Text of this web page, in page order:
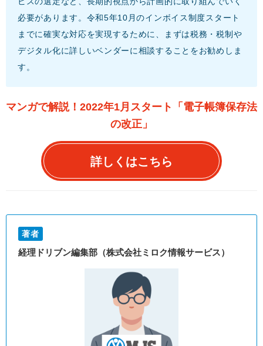
必要があります。令和5年10月のインボイス制度スタート
までに確実な対応を実現するために、まずは税務・税制や
デジタル化に詳しいベンダーに相談することをお勧めしま
す。
マンガで解説！2022年1月スタート「電子帳簿保存法
の改正」
詳しくはこちら
著者
経理ドリブン編集部（株式会社ミロク情報サービス）